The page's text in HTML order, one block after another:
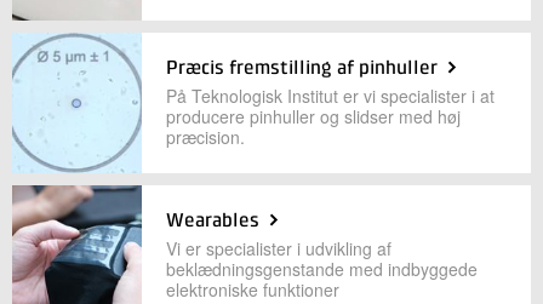
Præcis fremstilling af pinhuller
På Teknologisk Institut er vi specialister i at
producere pinhuller og slidser med høj
præcision.
Wearables
Vi er specialister i udvikling af
beklædningsgenstande med indbyggede
elektroniske funktioner